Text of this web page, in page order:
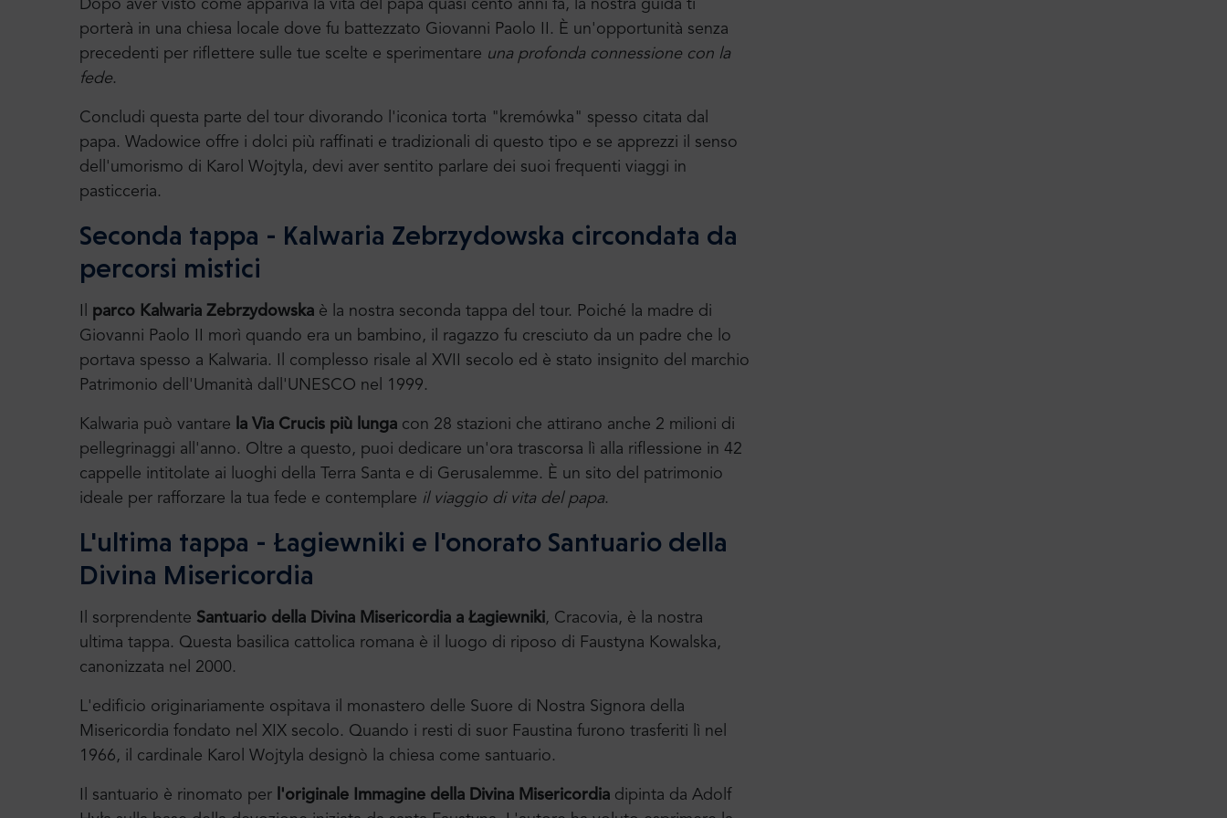
Dopo aver visto come appariva la vita del papa quasi cento anni fa, la nostra guida ti
porterà in una chiesa locale dove fu battezzato Giovanni Paolo II. È un'opportunità senza
precedenti per riflettere sulle tue scelte e sperimentare una profonda connessione con la
fede.
Concludi questa parte del tour divorando l'iconica torta "kremówka" spesso citata dal
papa. Wadowice offre i dolci più raffinati e tradizionali di questo tipo e se apprezzi il senso
dell'umorismo di Karol Wojtyla, devi aver sentito parlare dei suoi frequenti viaggi in
pasticceria.
Seconda tappa - Kalwaria Zebrzydowska circondata da
percorsi mistici
parco Kalwaria Zebrzydowska è la nostra seconda tappa del tour. Poiché la madre di
Giovanni Paolo II morì quando era un bambino, il ragazzo fu cresciuto da un padre che lo
portava spesso a Kalwaria. Il complesso risale al XVII secolo ed è stato insignito del marchio
Patrimonio dell'Umanità dall'UNESCO nel 1999.
Kalwaria può vantare la Via Crucis più lunga con 28 stazioni che attirano anche 2 milioni di
pellegrinaggi all'anno. Oltre a questo, puoi dedicare un'ora trascorsa lì alla riflessione in 42
cappelle intitolate ai luoghi della Terra Santa e di Gerusalemme. È un sito del patrimonio
ideale per rafforzare la tua fede e contemplare il viaggio di vita del papa.
L'ultima tappa - Łagiewniki e l'onorato Santuario della
Divina Misericordia
Il sorprendente Santuario della Divina Misericordia a Łagiewniki, Cracovia, è la nostra
ultima tappa. Questa basilica cattolica romana è il luogo di riposo di Faustyna Kowalska,
canonizzata nel 2000.
L'edificio originariamente ospitava il monastero delle Suore di Nostra Signora della
Misericordia fondato nel XIX secolo. Quando i resti di suor Faustina furono trasferiti lì nel
1966, il cardinale Karol Wojtyla designò la chiesa come santuario.
Il santuario è rinomato per l'originale Immagine della Divina Misericordia dipinta da Adolf